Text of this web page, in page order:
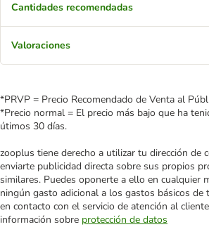
Cantidades recomendadas
Valoraciones
*PRVP = Precio Recomendado de Venta al
*Precio normal = El precio más bajo que ha
útimos 30 días.
zooplus tiene derecho a utilizar tu dirección de
enviarte publicidad directa sobre sus propios
similares. Puedes oponerte a ello en cualquier
ningún gasto adicional a los gastos básicos de
en contacto con el servicio de atención al
información sobre protección de datos